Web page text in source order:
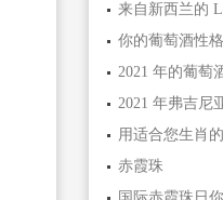
2021 年的葡萄
赤霞珠